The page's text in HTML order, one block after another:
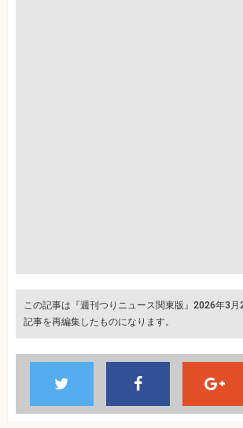
この記事は『週刊つりニュース関東版』2026年3
記事を再編集したものになります。